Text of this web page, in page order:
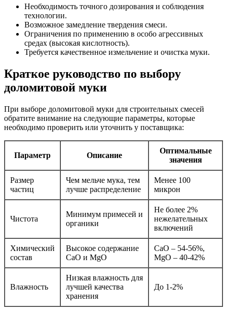
Необходимость точного дозирования и соблюдения
технологии.
Возможное замедление твердения смеси.
Ограничения по применению в особо агрессивных
средах (высокая кислотность).
Требуется качественное измельчение и очистка муки.
Краткое руководство по выбору
доломитовой муки
При выборе доломитовой муки для строительных смесей
обратите внимание на следующие параметры, которые
необходимо проверить или уточнить у поставщика:
Параметр Описание
Оптимальные
значения
Размер
частиц
Чем мельче мука, тем
лучше распределение
Менее 100
микрон
Чистота
Минимум примесей и
органики
Не более 2%
нежелательных
включений
Химический
состав
Высокое содержание
CaO и MgO
CaO – 54-56%,
MgO – 40-42%
Влажность
Низкая влажность для
лучшей качества
хранения
До 1-2%